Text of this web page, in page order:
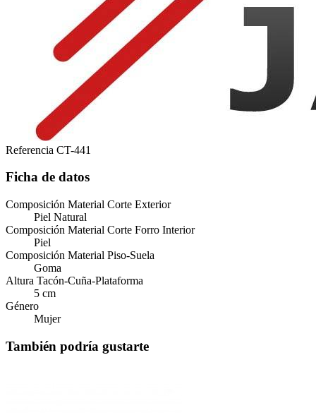
Referencia CT-441
Ficha de datos
Composición Material Corte Exterior
Piel Natural
Composición Material Corte Forro Interior
Piel
Composición Material Piso-Suela
Goma
Altura Tacón-Cuña-Plataforma
5 cm
Género
Mujer
También podría gustarte